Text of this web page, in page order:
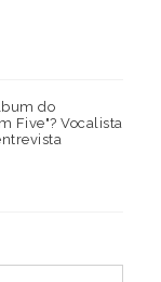
do
Five"? Vocalista